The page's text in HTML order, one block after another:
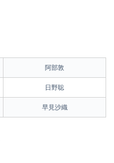
阿部敦
日野聡
早見沙織